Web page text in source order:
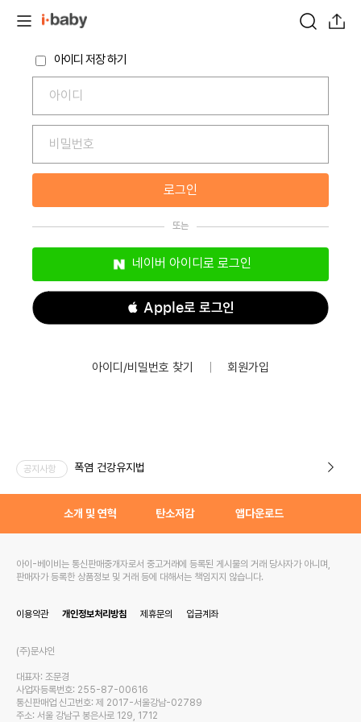
아이디 저장 하기
로그인
네이버 아이디로 로그인
 Apple로 로그인
아이디/비밀번호 찾기 회원가입
공지사항 폭염 건강유지법
소개 및 연혁 탄소저감 앱다운로드
아이-베이비는 통신판매중개자로서 중고거래에 등록된 게시물의 거래 당사자가 아니며,
판매자가 등록한 상품정보 및 거래 등에 대해서는 책임지지 않습니다.
이용약관 개인정보처리방침 제휴문의 입금계좌
(주)문샤인
대표자: 조문경
사업자등록번호: 255-87-00616
통신판매업 신고번호: 제 2017-서울강남-02789
주소: 서울 강남구 봉은사로 129, 1712